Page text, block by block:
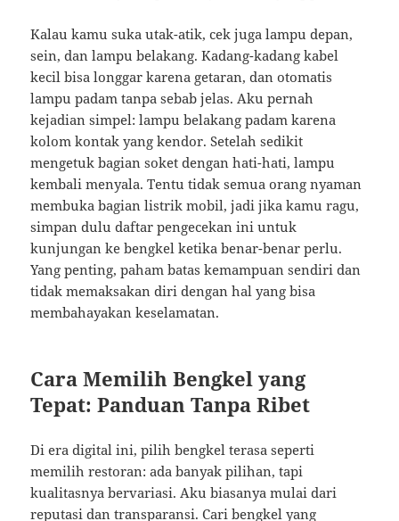
Kalau kamu suka utak-atik, cek juga lampu depan,
sein, dan lampu belakang. Kadang-kadang kabel
kecil bisa longgar karena getaran, dan otomatis
lampu padam tanpa sebab jelas. Aku pernah
kejadian simpel: lampu belakang padam karena
kolom kontak yang kendor. Setelah sedikit
mengetuk bagian soket dengan hati-hati, lampu
kembali menyala. Tentu tidak semua orang nyaman
membuka bagian listrik mobil, jadi jika kamu ragu,
simpan dulu daftar pengecekan ini untuk
kunjungan ke bengkel ketika benar-benar perlu.
Yang penting, paham batas kemampuan sendiri dan
tidak memaksakan diri dengan hal yang bisa
membahayakan keselamatan.
Cara Memilih Bengkel yang
Tepat: Panduan Tanpa Ribet
Di era digital ini, pilih bengkel terasa seperti
memilih restoran: ada banyak pilihan, tapi
kualitasnya bervariasi. Aku biasanya mulai dari
reputasi dan transparansi. Cari bengkel yang